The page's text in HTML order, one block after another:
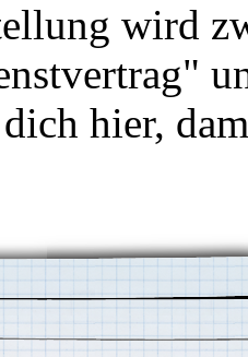
wird
hier,